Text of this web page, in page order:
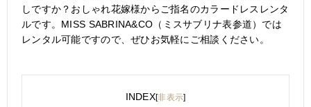
しですか？おしゃれ花嫁様からご指名のカラードレスレンタ
ルです。MISS SABRINA&CO（ミスサブリナ表参道）では
レンタル可能ですので、ぜひお気軽にご相談ください。
INDEX[非表示]